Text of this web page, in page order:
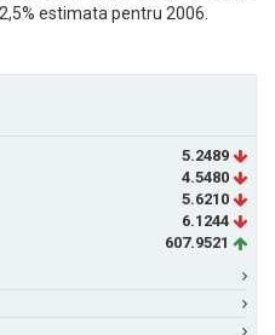
estimata pentru 2006.
5.2489
4.5480
5.6210
6.1244
607.9521